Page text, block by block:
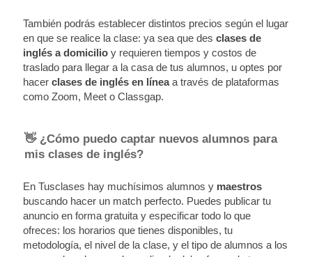
También podrás establecer distintos precios según el lugar
en que se realice la clase: ya sea que des clases de
inglés a domicilio y requieren tiempos y costos de
traslado para llegar a la casa de tus alumnos, u optes por
hacer clases de inglés en líneaa través de plataformas
como Zoom, Meet o Classgap.
👋 ¿Cómo puedo captar nuevos alumnos para
mis clases de inglés?
En Tusclases hay muchísimos alumnos y maestros
buscando hacer un match perfecto. Puedes publicar tu
anuncio en forma gratuita y especificar todo lo que
ofreces: los horarios que tienes disponibles, tu
metodología, el nivel de la clase, y el tipo de alumnos a los